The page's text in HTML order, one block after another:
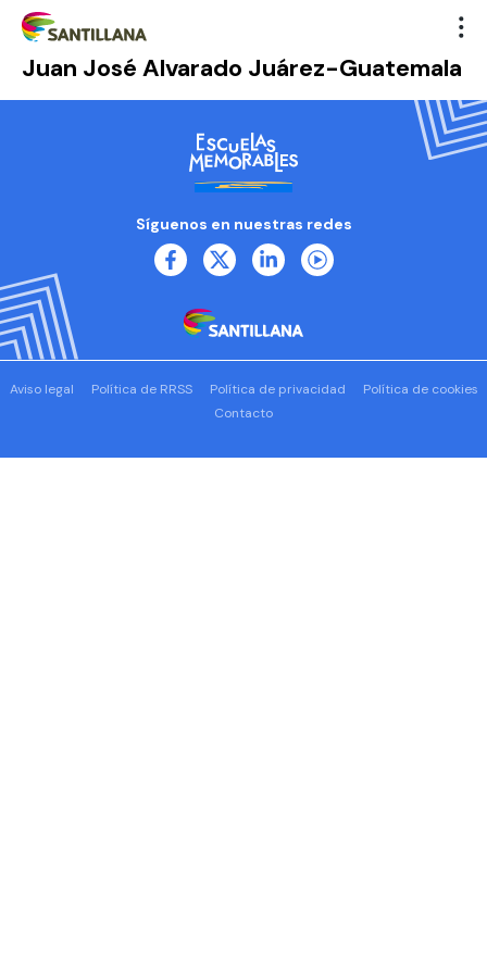
Juan José Alvarado Juárez-Guatemala
Síguenos en nuestras redes
Aviso legal Política de RRSS Política de privacidad
Política de cookies
Contacto